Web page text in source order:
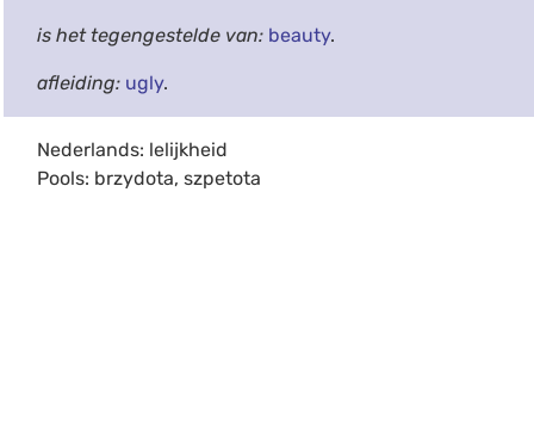
is het tegengestelde van: beauty.
afleiding: ugly.
Nederlands: lelijkheid
Pools: brzydota, szpetota